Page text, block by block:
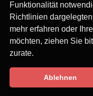
Funktionalität
Richtlinien
mehr erfahren oder
möchten, ziehen Sie
zurate.
Ablehnen
KONTAKT
LINKS